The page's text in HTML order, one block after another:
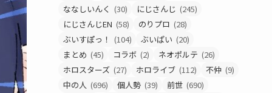
ななしいんく (30) にじさんじ (245)
にじさんじEN (58) のりプロ (28)
ぶいすぽっ！
(104) ぶいぱい (20)
まとめ (45) コラボ (2) ネオポルテ (26)
ホロスターズ (27) ホロライブ (112) 不仲 (9)
中の人 (696) 個人勢 (39) 前世 (690)